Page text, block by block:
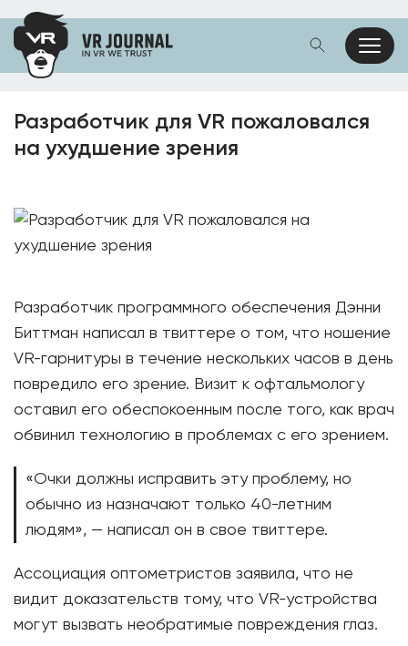
Разработчик для VR пожаловался
на ухудшение зрения
Разработчик программного обеспечения Дэнни
Биттман написал в твиттере о том, что ношение
VR-гарнитуры в течение нескольких часов в день
повредило его зрение. Визит к офтальмологу
оставил его обеспокоенным после того, как врач
обвинил технологию в проблемах с его зрением.
«Очки должны исправить эту проблему, но
обычно из назначают только 40-летним
людям», — написал он в свое твиттере.
Ассоциация оптометристов заявила, что не
видит доказательств тому, что VR-устройства
могут вызвать необратимые повреждения глаз.